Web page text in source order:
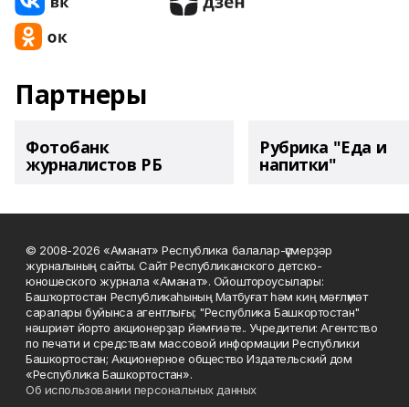
Партнеры
Фотобанк
журналистов РБ
Рубрика "Еда и
напитки"
© 2008-2026 «Аманат» Республика балалар-үҫмерҙәр
журналының сайты. Сайт Республиканского детско-
юношеского журнала «Аманат». Ойоштороусылары:
Башҡортостан Республикаһының Матбуғат һәм киң мәғлүмәт
саралары буйынса агентлығы; "Республика Башкортостан"
нәшриәт йорто акционерҙар йәмғиәте.. Учредители: Агентство
по печати и средствам массовой информации Республики
Башкортостан; Акционерное общество Издательский дом
«Республика Башкортостан».
Об использовании персональных данных